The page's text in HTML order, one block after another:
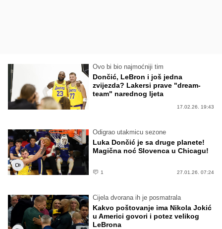
Ovo bi bio najmoćniji tim
Dončić, LeBron i još jedna
zvijezda? Lakersi prave "dream-
team" narednog ljeta
17.02.26. 19:43
Odigrao utakmicu sezone
Luka Dončić je sa druge planete!
Magična noć Slovenca u Chicagu!
1 27.01.26. 07:24
Cijela dvorana ih je posmatrala
Kakvo poštovanje ima Nikola Jokić
u Americi govori i potez velikog
LeBrona